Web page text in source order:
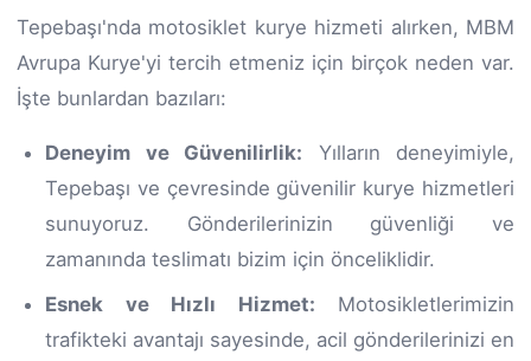
Tepebaşı'nda motosiklet kurye hizmeti alırken, MBM
Avrupa Kurye'yi tercih etmeniz için birçok neden var.
İşte bunlardan bazıları:
Deneyim ve Güvenilirlik: Yılların deneyimiyle,
Tepebaşı ve çevresinde güvenilir kurye hizmetleri
sunuyoruz. Gönderilerinizin güvenliği ve
zamanında teslimatı bizim için önceliklidir.
Esnek ve Hızlı Hizmet: Motosikletlerimizin
trafikteki avantajı sayesinde, acil gönderilerinizi en